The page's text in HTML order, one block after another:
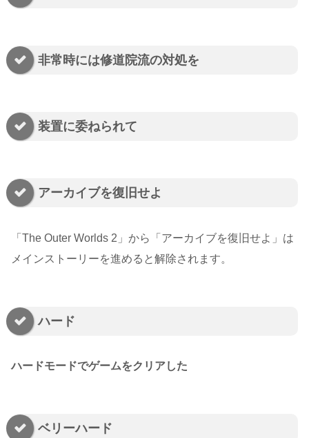
非常時には修道院流の対処を
装置に委ねられて
アーカイブを復旧せよ
「The Outer Worlds 2」から「アーカイブを復旧せよ」は
メインストーリーを進めると解除されます。
ハード
ハードモードでゲームをクリアした
ベリーハード